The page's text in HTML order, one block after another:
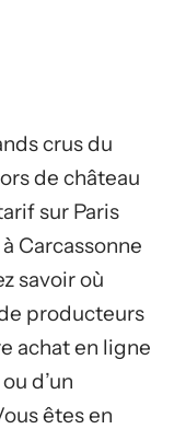
crus du
de château
sur Paris
Carcassonne
savoir où
producteurs
achat en ligne
d’un
êtes en